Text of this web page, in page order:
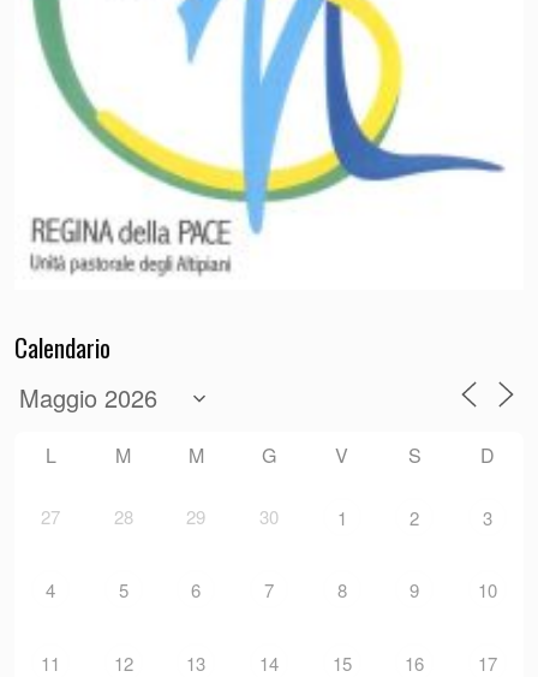
Calendario
L M M G V S D
27 28 29 30 1 2 3
4 5 6 7 8 9 10
11 12 13 14 15 16 17